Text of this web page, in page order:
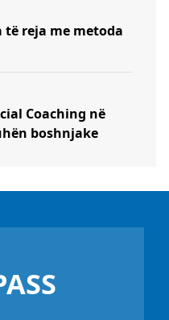
të reja me metoda
Coaching në
boshnjake